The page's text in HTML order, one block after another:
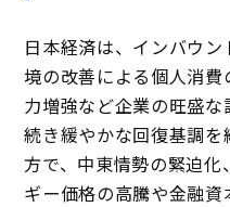
日本経済は、インバウ
境の改善による個人消
力増強など企業の旺盛
続き緩やかな回復基調
方で、中東情勢の緊迫
ギー価格の高騰や金融